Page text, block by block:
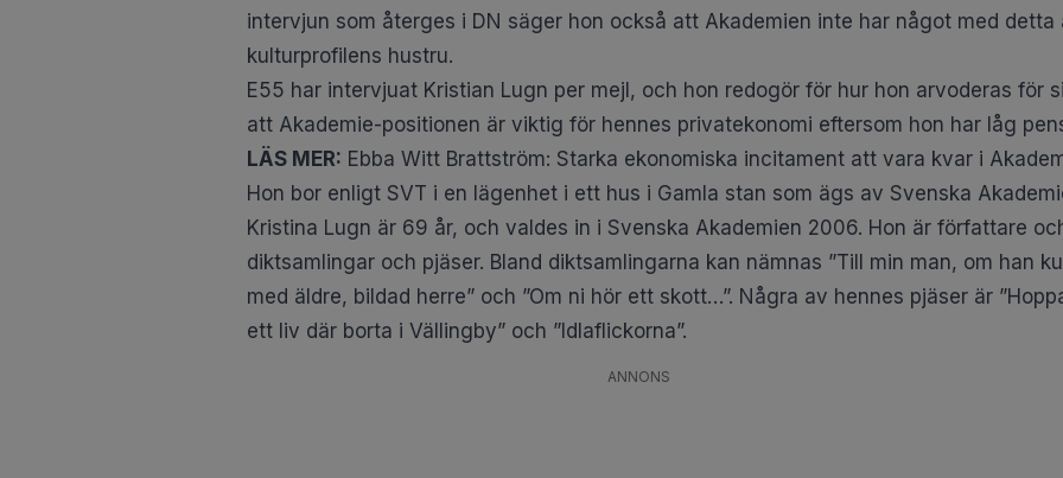
intervjun som återges i DN säger hon också att Akademien inte har något med
kulturprofilens hustru.
E55 har intervjuat Kristian Lugn per mejl, och hon redogör för hur hon arvoderas för
att Akademie-positionen är viktig för hennes privatekonomi eftersom hon har låg
LÄS MER: Ebba Witt Brattström: Starka ekonomiska incitament att vara kvar i
Hon bor enligt SVT i en lägenhet i ett hus i Gamla stan som ägs av Svenska
Kristina Lugn är 69 år, och valdes in i Svenska Akademien 2006. Hon är författare
diktsamlingar och pjäser. Bland diktsamlingarna kan nämnas ”Till min man, om han
med äldre, bildad herre” och ”Om ni hör ett skott…”. Några av hennes pjäser är
ett liv där borta i Vällingby” och ”Idlaflickorna”.
ANNONS